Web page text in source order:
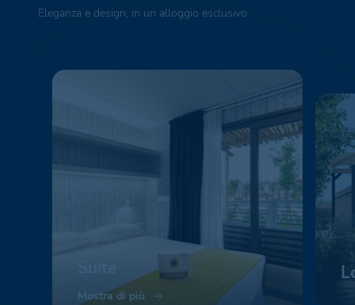
Eleganza e design, in un alloggio esclusivo
Mostra di più